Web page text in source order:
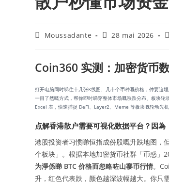
Moussadante 28 mai 2026
Coin360 实测：加密货币
打开电脑同时睇住十几张K线图、几十个币种嘅价格，仲要追
一目了然嘅方式，帮你即时睇穿整体市场嘅涨跌分布、板块
Excel 表，快速捕捉 DeFi、Layer2、Meme 等板块嘅轮动先机
点解香港散户需要可视化数据平台？因為
港股投资者习惯睇恒指成份股嘅升跌地图，
个板块」。根据本地加密货币社群「币惑」
为淨係睇 BTC 价格而忽略咗山寨币行情。
升，红色代表跌，颜色越深波幅越大。你只